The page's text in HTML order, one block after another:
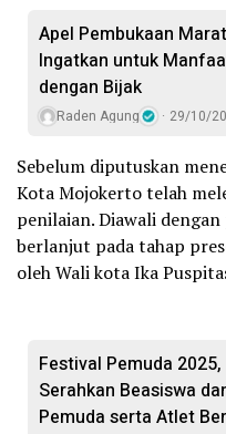
Apel Pembukaan
Ingatkan untuk
dengan Bijak
Raden Agung 29/10/
Sebelum diputuskan
Kota Mojokerto telah
penilaian. Diawali
berlanjut pada tahap
oleh Wali kota Ika
Festival Pemuda
Serahkan Beasiswa
Pemuda serta Atlet